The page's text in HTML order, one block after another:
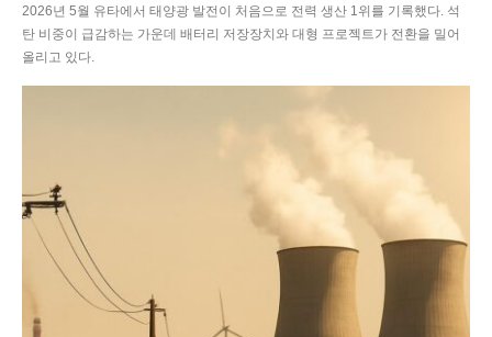
2026년 5월 유타에서 태양광 발전이 처음으로 전력 생산 1위를 기록했다. 석
탄 비중이 급감하는 가운데 배터리 저장장치와 대형 프로젝트가 전환을 밀어
올리고 있다.